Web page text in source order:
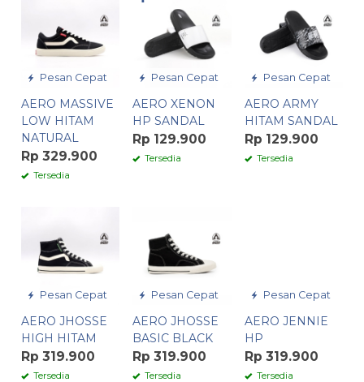
Pesan Cepat
AERO MASSIVE
LOW HITAM
NATURAL
Rp 329.900
Tersedia
Pesan Cepat
AERO XENON
HP SANDAL
Rp 129.900
Tersedia
Pesan Cepat
AERO ARMY
HITAM SANDAL
Rp 129.900
Tersedia
Pesan Cepat
AERO JHOSSE
HIGH HITAM
Rp 319.900
Tersedia
Pesan Cepat
AERO JHOSSE
BASIC BLACK
Rp 319.900
Tersedia
Pesan Cepat
AERO JENNIE
HP
Rp 319.900
Tersedia